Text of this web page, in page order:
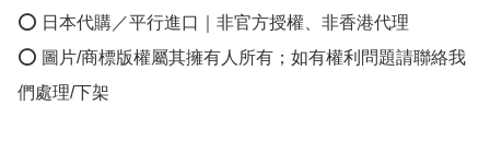
⭕ 日本代購／平行進口｜非官方授權、非香港代理
⭕ 圖片/商標版權屬其擁有人所有；如有權利問題請聯絡我
們處理/下架